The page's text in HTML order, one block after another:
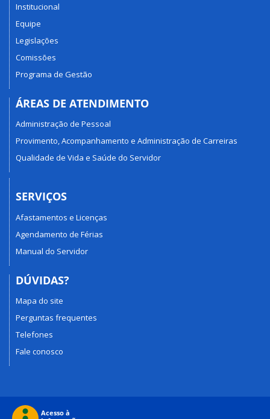
Institucional
Equipe
Legislações
Comissões
Programa de Gestão
ÁREAS DE ATENDIMENTO
Administração de Pessoal
Provimento, Acompanhamento e Administração de Carreiras
Qualidade de Vida e Saúde do Servidor
SERVIÇOS
Afastamentos e Licenças
Agendamento de Férias
Manual do Servidor
DÚVIDAS?
Mapa do site
Perguntas frequentes
Telefones
Fale conosco